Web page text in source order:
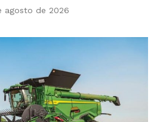
agosto de 2026